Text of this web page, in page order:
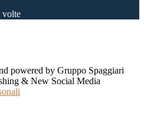
volte
powered by Gruppo Spaggiari
& New Social Media